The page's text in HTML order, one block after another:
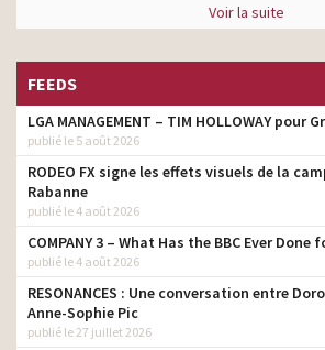
Voir la suite
FEEDS
LGA MANAGEMENT – TIM HOLLOWAY pour
publié le 5 août 2026
RODEO FX signe les effets visuels de la
Rabanne
publié le 4 août 2026
COMPANY 3 – What Has the BBC Ever Done
publié le 4 août 2026
RESONANCES : Une conversation entre
Anne-Sophie Pic
publié le 27 juillet 2026